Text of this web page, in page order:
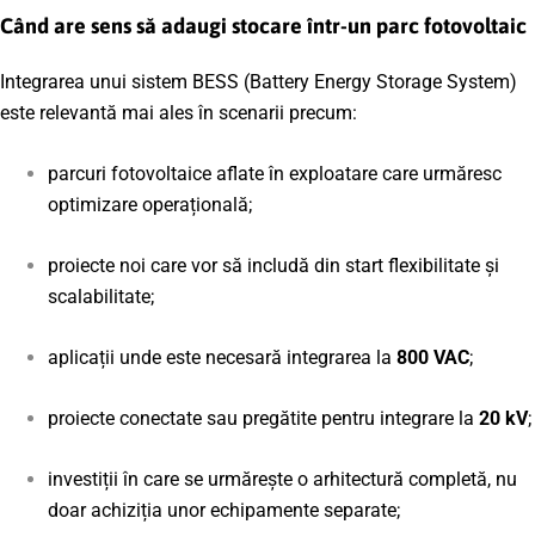
Când are sens să adaugi stocare într-un parc fotovoltaic
Integrarea unui sistem BESS (Battery Energy Storage System)
este relevantă mai ales în scenarii precum:
parcuri fotovoltaice aflate în exploatare care urmăresc
optimizare operațională;
proiecte noi care vor să includă din start flexibilitate și
scalabilitate;
aplicații unde este necesară integrarea la 800 VAC;
proiecte conectate sau pregătite pentru integrare la 20 kV;
investiții în care se urmărește o arhitectură completă, nu
doar achiziția unor echipamente separate;